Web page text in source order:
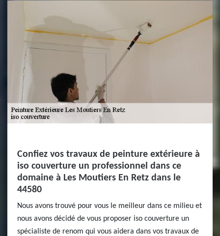
Confiez vos travaux de peinture extérieure à
iso couverture un professionnel dans ce
domaine à Les Moutiers En Retz dans le
44580
Nous avons trouvé pour vous le meilleur dans ce milieu et
nous avons décidé de vous proposer iso couverture un
spécialiste de renom qui vous aidera dans vos travaux de